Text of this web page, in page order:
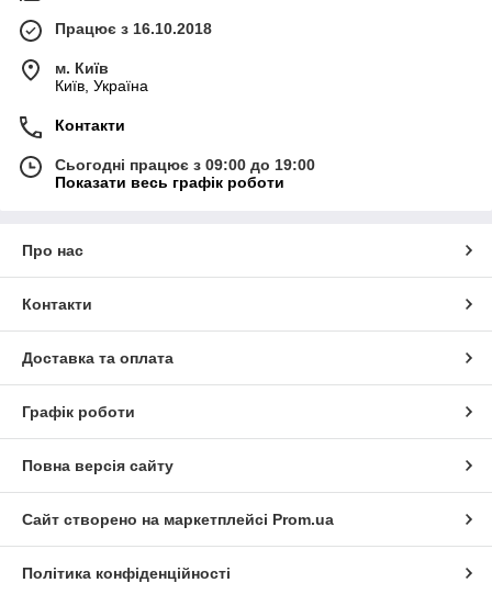
Працює з 16.10.2018
м. Київ
Київ, Україна
Контакти
Сьогодні працює з 09:00 до 19:00
Показати весь графік роботи
Про нас
Контакти
Доставка та оплата
Графік роботи
Повна версія сайту
Сайт створено на маркетплейсі Prom.ua
Політика конфіденційності